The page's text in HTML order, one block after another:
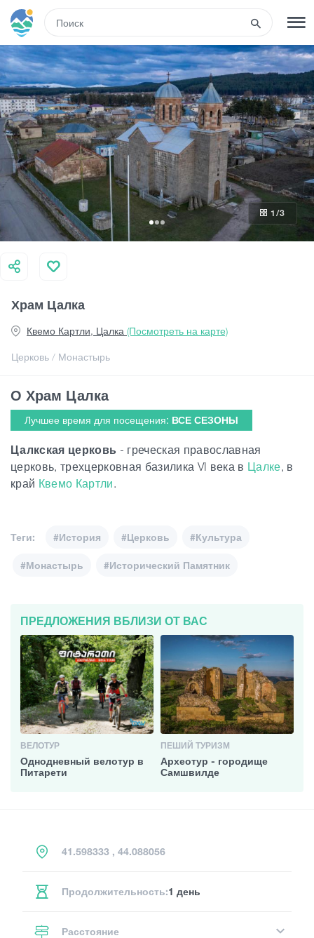
РЕГИСТРАЦИЯ ВХОД
Туры
Гостиницы
Транспорт
Развлечения
Гиды
Грузия
Храм Цалка
Церковь / Монастырь
Квемо Картли, Цалка (Посмотреть на карте)
1 /3
О Храм Цалка
Лучшее время для посещения: ВСЕ СЕЗОНЫ
Цалкская церковь - греческая православная
церковь, трехцерковная базилика VI века в Цалке, в
край Квемо Картли.
Теги: #История #Церковь #Культура
#Монастырь #Исторический Памятник
ПРЕДЛОЖЕНИЯ ВБЛИЗИ ОТ ВАС
ВЕЛОТУР
Однодневный велотур в
Питарети
ПЕШИЙ ТУРИЗМ
Археотур - городище
Самшвилде
41.598333 , 44.088056
Продолжительность:1 день
Расстояние